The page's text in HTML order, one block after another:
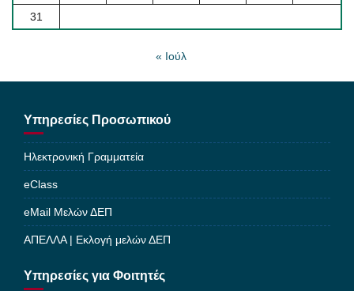
31
« Ιούλ
Υπηρεσίες Προσωπικού
Ηλεκτρονική Γραμματεία
eClass
eMail Μελών ΔΕΠ
ΑΠΕΛΛΑ | Εκλογή μελών ΔΕΠ
Υπηρεσίες για Φοιτητές